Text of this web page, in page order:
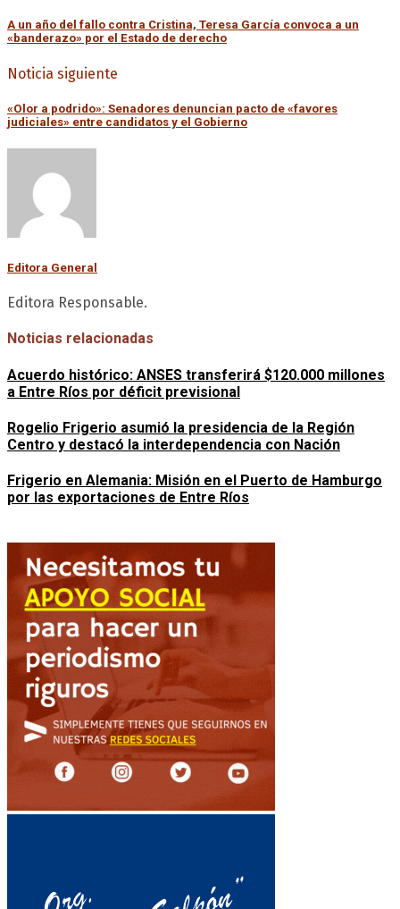
A un año del fallo contra Cristina, Teresa García convoca a un
«banderazo» por el Estado de derecho
Noticia siguiente
«Olor a podrido»: Senadores denuncian pacto de «favores
judiciales» entre candidatos y el Gobierno
Editora General
Editora Responsable.
Noticias relacionadas
Acuerdo histórico: ANSES transferirá $120.000 millones
a Entre Ríos por déficit previsional
Rogelio Frigerio asumió la presidencia de la Región
Centro y destacó la interdependencia con Nación
Frigerio en Alemania: Misión en el Puerto de Hamburgo
por las exportaciones de Entre Ríos